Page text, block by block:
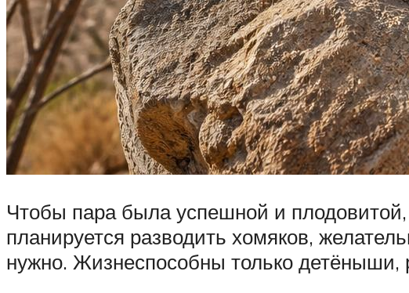
Чтобы пара была успешной и плодовитой,
планируется разводить хомяков,
нужно. Жизнеспособны только